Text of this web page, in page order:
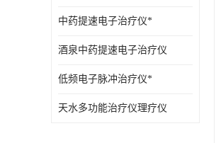
中药提速电子治疗仪*
酒泉中药提速电子治疗仪
低频电子脉冲治疗仪*
天水多功能治疗仪理疗仪